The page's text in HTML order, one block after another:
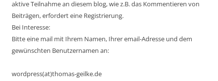
aktive Teilnahme an diesem blog, wie z.B. das Kommentieren von
Beiträgen, erfordert eine Registrierung.
Bei Interesse:
Bitte eine mail mit Ihrem Namen, Ihrer email-Adresse und dem
gewünschten Benutzernamen an:
wordpress(at)thomas-geilke.de